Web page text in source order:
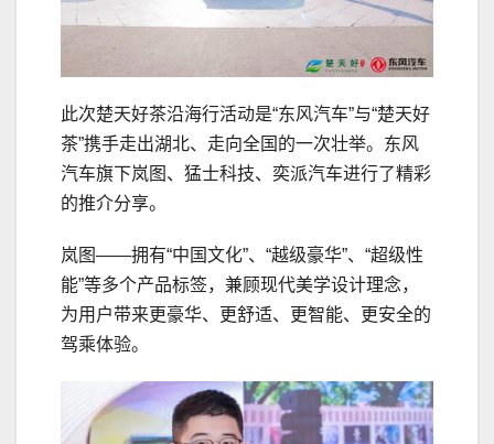
此次楚天好茶沿海行活动是“东风汽车”与“楚天好
茶”携手走出湖北、走向全国的一次壮举。东风
汽车旗下岚图、猛士科技、奕派汽车进行了精彩
的推介分享。
岚图——拥有“中国文化”、“越级豪华”、“超级性
能”等多个产品标签，兼顾现代美学设计理念，
为用户带来更豪华、更舒适、更智能、更安全的
驾乘体验。